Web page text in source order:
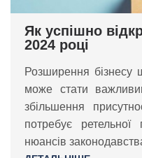
Як успішно
2024 році
Розширення бізнесу
може стати
збільшення
потребує ретельної
нюансів